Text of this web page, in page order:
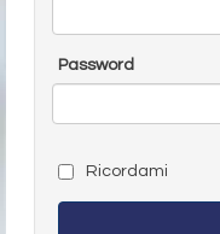
Password
Ricordami